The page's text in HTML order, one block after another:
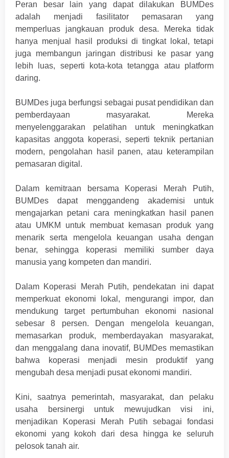
Peran besar lain yang dapat dilakukan BUMDes
adalah menjadi fasilitator pemasaran yang
memperluas jangkauan produk desa. Mereka tidak
hanya menjual hasil produksi di tingkat lokal, tetapi
juga membangun jaringan distribusi ke pasar yang
lebih luas, seperti kota-kota tetangga atau platform
daring.
BUMDes juga berfungsi sebagai pusat pendidikan dan
pemberdayaan masyarakat. Mereka
menyelenggarakan pelatihan untuk meningkatkan
kapasitas anggota koperasi, seperti teknik pertanian
modern, pengolahan hasil panen, atau keterampilan
pemasaran digital.
Dalam kemitraan bersama Koperasi Merah Putih,
BUMDes dapat menggandeng akademisi untuk
mengajarkan petani cara meningkatkan hasil panen
atau UMKM untuk membuat kemasan produk yang
menarik serta mengelola keuangan usaha dengan
benar, sehingga koperasi memiliki sumber daya
manusia yang kompeten dan mandiri.
Dalam Koperasi Merah Putih, pendekatan ini dapat
memperkuat ekonomi lokal, mengurangi impor, dan
mendukung target pertumbuhan ekonomi nasional
sebesar 8 persen. Dengan mengelola keuangan,
memasarkan produk, memberdayakan masyarakat,
dan menggalang dana inovatif, BUMDes memastikan
bahwa koperasi menjadi mesin produktif yang
mengubah desa menjadi pusat ekonomi mandiri.
Kini, saatnya pemerintah, masyarakat, dan pelaku
usaha bersinergi untuk mewujudkan visi ini,
menjadikan Koperasi Merah Putih sebagai fondasi
ekonomi yang kokoh dari desa hingga ke seluruh
pelosok tanah air.